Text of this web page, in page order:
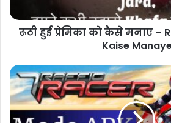
रूठी हुई प्रेमिका को कैसे मनाए –
Kaise